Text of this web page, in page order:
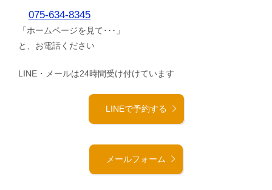
075-634-8345
「ホームページを見て･･･」
と、お電話ください
LINE・メールは24時間受け付けています
LINEで予約する
メールフォーム